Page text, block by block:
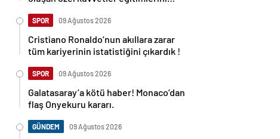
SPOR 09 Ağustos 2026
Cristiano Ronaldo’nun akıllara zarar
tüm kariyerinin istatistiğini çıkardık !
SPOR 09 Ağustos 2026
Galatasaray’a kötü haber! Monaco’dan
flaş Onyekuru kararı.
GÜNDEM 09 Ağustos 2026